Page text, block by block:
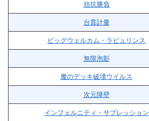
拮抗勝負
台貫計量
ビッグウェルカム・ラビュリンス
無限泡影
魔のデッキ破壊ウイルス
次元障壁
インフェルニティ・サプレッション